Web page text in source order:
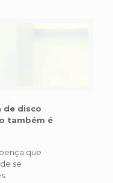
de disco
também é
que
se